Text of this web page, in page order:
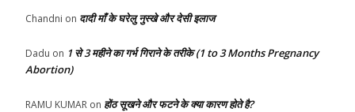
Chandni on दादी माँ के घरेलु नुस्खे और देसी इलाज
Dadu on 1 से 3 महीने का गर्भ गिराने के तरीके (1 to 3 Months Pregnancy
Abortion)
RAMU KUMAR on होंठ सूखने और फटने के क्या कारण होते है?